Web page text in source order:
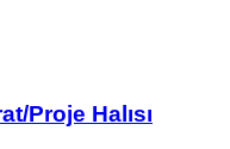
Proje Halısı